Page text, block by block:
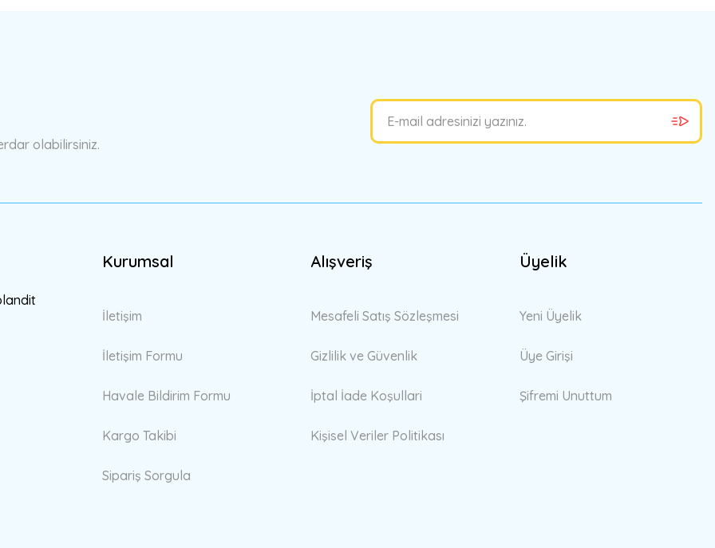
olabilirsiniz.
Kurumsal
İletişim
İletişim Formu
Havale Bildirim Formu
Kargo Takibi
Sipariş Sorgula
Alışveriş
Mesafeli Satış Sözleşmesi
Gizlilik ve Güvenlik
İptal İade Koşullari
Kişisel Veriler Politikası
Üyelik
Yeni Üyelik
Üye Girişi
Şifremi Unuttum